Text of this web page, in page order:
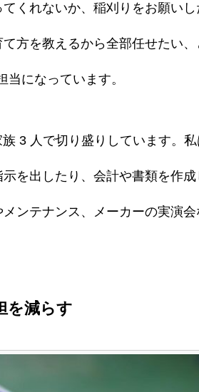
くれないか、稲刈りをお願い
方を教えるから全部任せたい
になっています。
3 人で切り盛りしています。
を出したり、会計や書類を作
ンテナンス、メーカーの実演
を減らす